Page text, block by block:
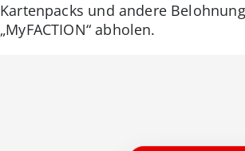
Kartenpacks und andere
„MyFACTION“ abholen.